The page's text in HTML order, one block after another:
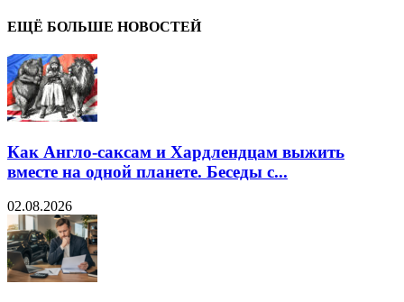
ЕЩЁ БОЛЬШЕ НОВОСТЕЙ
Как Англо-саксам и Хардлендцам выжить
вместе на одной планете. Беседы с...
02.08.2026